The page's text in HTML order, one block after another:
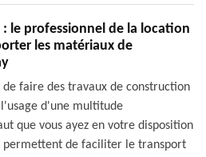
le professionnel de la location
les matériaux de
de faire des travaux de construction
d'une multitude
que vous ayez en votre disposition
permettent de faciliter le transport